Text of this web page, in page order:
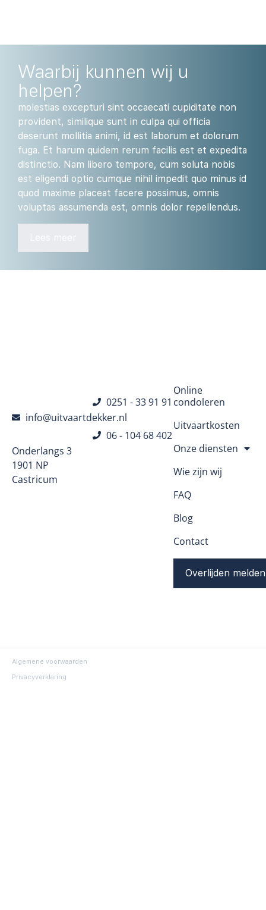
Waarbij kunnen wij u
helpen?
molestias excepturi sint occaecati cupiditate non
provident, similique sunt in culpa qui officia
deserunt mollitia animi, id est laborum et dolorum
fuga. Et harum quidem rerum facilis est et expedita
distinctio. Nam libero tempore, cum soluta nobis
est eligendi optio cumque nihil impedit quo minus id
quod maxime placeat facere possimus, omnis
voluptas assumenda est, omnis dolor repellendus.
info@uitvaartdekker.nl
Onderlangs 3
1901 NP
Castricum
0251 - 33 91 91
06 - 104 68 402
Online
condoleren
Uitvaartkosten
Onze diensten
Wie zijn wij
FAQ
Blog
Contact
Overlijden melden
Algemene voorwaarden
Privacyverklaring